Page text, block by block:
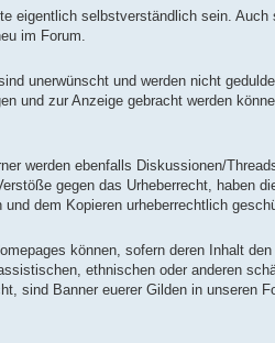
eigentlich selbstverständlich sein. Auch
im Forum.
unerwünscht und werden nicht
und zur Anzeige gebracht werden
werden ebenfalls Diskussionen/
gegen das Urheberrecht, haben
dem Kopieren urheberrechtlich
können, sofern deren Inhalt
ethnischen oder anderen
sind Banner euerer Gilden in unseren